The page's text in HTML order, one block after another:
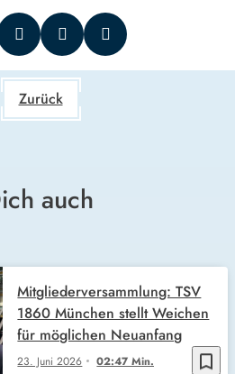
Zurück
auch
bookmark_border
23. Juni 2026 02:47 Min.
Mitgliederversammlung: TSV
1860 München stellt Weichen
für möglichen Neuanfang